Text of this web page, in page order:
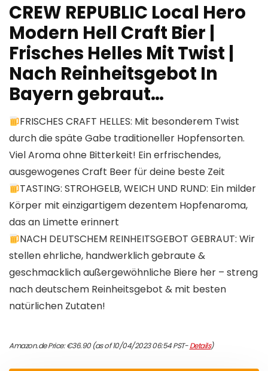
CREW REPUBLIC Local Hero
Modern Hell Craft Bier |
Frisches Helles Mit Twist |
Nach Reinheitsgebot In
Bayern gebraut…
FRISCHES CRAFT HELLES: Mit besonderem Twist
durch die späte Gabe traditioneller Hopfensorten.
Viel Aroma ohne Bitterkeit! Ein erfrischendes,
ausgewogenes Craft Beer für deine beste Zeit
TASTING: STROHGELB, WEICH UND RUND: Ein milder
Körper mit einzigartigem dezentem Hopfenaroma,
das an Limette erinnert
NACH DEUTSCHEM REINHEITSGEBOT GEBRAUT: Wir
stellen ehrliche, handwerklich gebraute &
geschmacklich außergewöhnliche Biere her – streng
nach deutschem Reinheitsgebot & mit besten
natürlichen Zutaten!
Amazon.de Price:€36.90(as of 10/04/2023 06:54 PST-Details)